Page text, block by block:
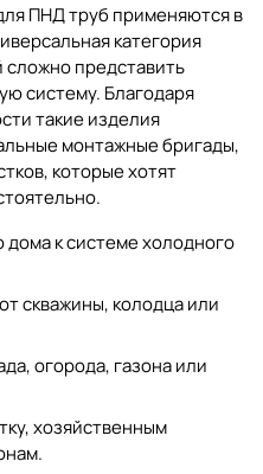
ПНД труб применяются в
категория
представить
систему. Благодаря
такие изделия
монтажные бригады,
которые хотят
к системе холодного
скважины, колодца или
огорода, газона или
хозяйственным